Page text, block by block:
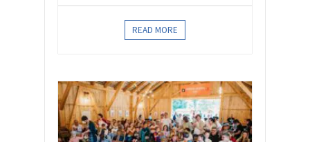
READ MORE